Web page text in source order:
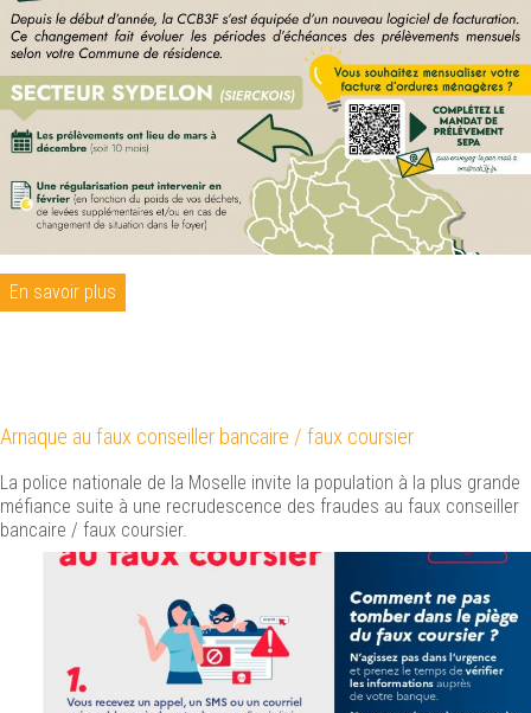
En savoir plus
Arnaque au faux conseiller bancaire / faux coursier
La police nationale de la Moselle invite la population à la plus grande
méfiance suite à une recrudescence des fraudes au faux conseiller
bancaire / faux coursier.